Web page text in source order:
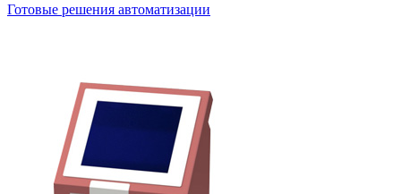
Готовые решения автоматизации